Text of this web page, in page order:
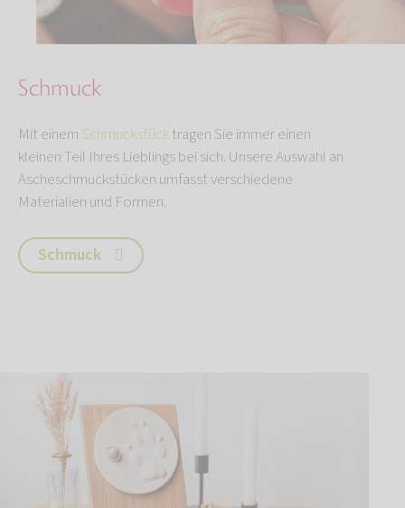
Schmuck
Mit einem Schmuckstücktragen Sie immer einen
kleinen Teil Ihres Lieblings bei sich. Unsere Auswahl an
Ascheschmuckstücken umfasst verschiedene
Materialien und Formen.
Schmuck